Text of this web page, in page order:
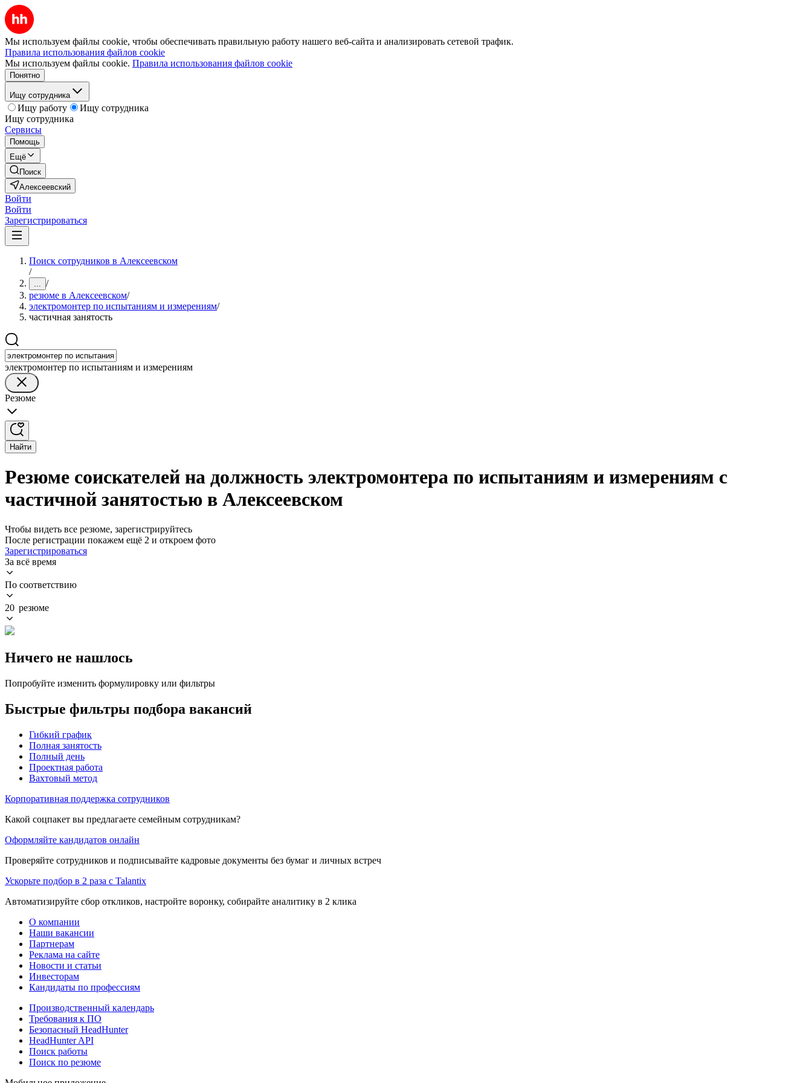
Мы используем файлы cookie, чтобы обеспечивать правильную работу нашего веб-сайта и анализировать сетевой трафик.
Правила использования файлов cookie
Мы используем файлы cookie. Правила использования файлов cookie
Понятно
Ищу сотрудника
Ищу работу
Ищу сотрудника
Ищу сотрудника
Сервисы
Помощь
Ещё
Поиск
Алексеевский
Войти
Войти
Зарегистрироваться
Поиск сотрудников в Алексеевском
/
... /
резюме в Алексеевском/
электромонтер по испытаниям и измерениям/
частичная занятость
электромонтер по испытаниям и измерениям
Резюме
Найти
Резюме соискателей на должность электромонтера по испытаниям и измерениям с
частичной занятостью в Алексеевском
Чтобы видеть все резюме, зарегистрируйтесь
После регистрации покажем ещё 2 и откроем фото
Зарегистрироваться
За всё время
По соответствию
20 резюме
Ничего не нашлось
Попробуйте изменить формулировку или фильтры
Быстрые фильтры подбора вакансий
Гибкий график
Полная занятость
Полный день
Проектная работа
Вахтовый метод
Корпоративная поддержка сотрудников
Какой соцпакет вы предлагаете семейным сотрудникам?
Оформляйте кандидатов онлайн
Проверяйте сотрудников и подписывайте кадровые документы без бумаг и личных встреч
Ускорьте подбор в 2 раза с Talantix
Автоматизируйте сбор откликов, настройте воронку, собирайте аналитику в 2 клика
О компании
Наши вакансии
Партнерам
Реклама на сайте
Новости и статьи
Инвесторам
Кандидаты по профессиям
Производственный календарь
Требования к ПО
Безопасный HeadHunter
HeadHunter API
Поиск работы
Поиск по резюме